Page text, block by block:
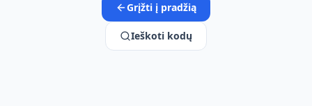
Grįžti į pradžią
Ieškoti kodų